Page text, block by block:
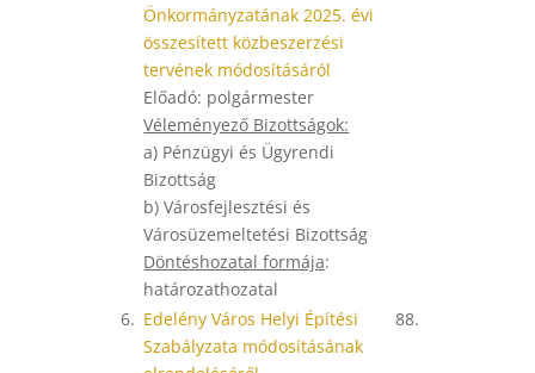
Önkormányzatának 2025. évi
összesített közbeszerzési
tervének módosításáról
Előadó: polgármester
Véleményező Bizottságok:
a) Pénzügyi és Ügyrendi
Bizottság
b) Városfejlesztési és
Városüzemeltetési Bizottság
Döntéshozatal formája:
határozathozatal
6. Edelény Város Helyi Építési
Szabályzata módosításának
88.